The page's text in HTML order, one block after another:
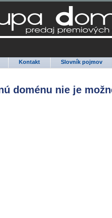
Kontakt Slovník pojmov
doménu nie je